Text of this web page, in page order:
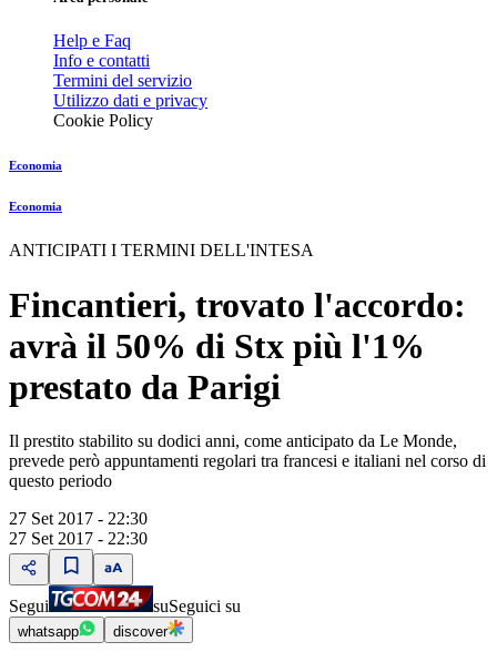
Help e Faq
Info e contatti
Termini del servizio
Utilizzo dati e privacy
Cookie Policy
Economia
Economia
ANTICIPATI I TERMINI DELL'INTESA
Fincantieri, trovato l'accordo:
avrà il 50% di Stx più l'1%
prestato da Parigi
Il prestito stabilito su dodici anni, come anticipato da Le Monde,
prevede però appuntamenti regolari tra francesi e italiani nel corso di
questo periodo
27 Set 2017 - 22:30
27 Set 2017 - 22:30
Segui suSeguici su
whatsapp discover